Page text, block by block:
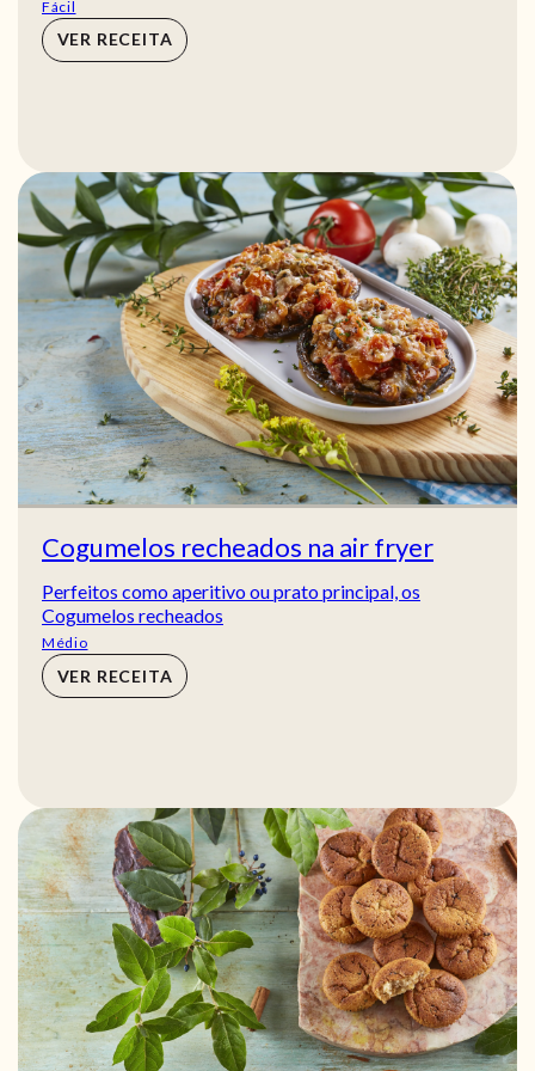
Fácil
VER RECEITA
Cogumelos recheados na air fryer
Perfeitos como aperitivo ou prato principal, os
Cogumelos recheados
Médio
VER RECEITA